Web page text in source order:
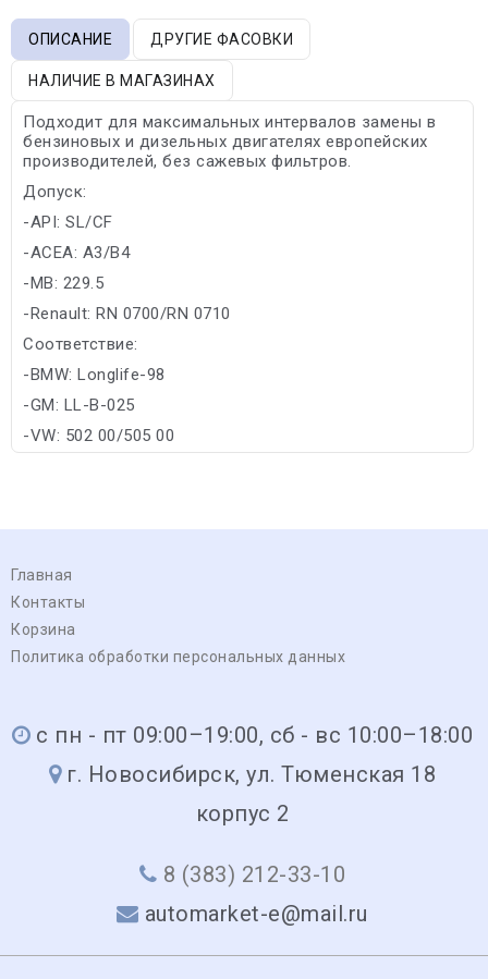
ОПИСАНИЕ ДРУГИЕ ФАСОВКИ
НАЛИЧИЕ В МАГАЗИНАХ
Подходит для максимальных интервалов замены в
бензиновых и дизельных двигателях европейских
производителей, без сажевых фильтров.
Допуск:
-API: SL/CF
-ACEA: A3/B4
-MB: 229.5
-Renault: RN 0700/RN 0710
Соответствие:
-BMW: Longlife-98
-GM: LL-B-025
-VW: 502 00/505 00
Главная
Контакты
Корзина
Политика обработки персональных данных
с пн - пт 09:00–19:00, сб - вс 10:00–18:00
г. Новосибирск, ул. Тюменская 18
корпус 2
8 (383) 212-33-10
automarket-e@mail.ru